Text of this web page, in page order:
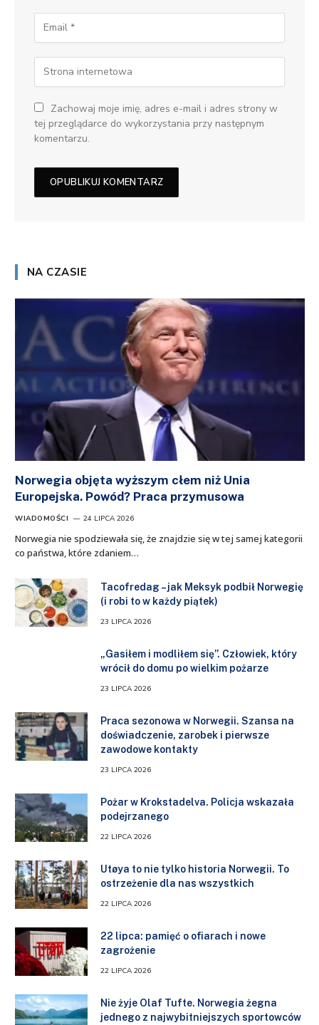
Zachowaj moje imię, adres e-mail i adres strony w
tej przeglądarce do wykorzystania przy następnym
komentarzu.
NA CZASIE
Norwegia objęta wyższym cłem niż Unia
Europejska. Powód? Praca przymusowa
WIADOMOŚCI 24 LIPCA 2026
Norwegia nie spodziewała się, że znajdzie się w tej samej kategorii
co państwa, które zdaniem…
Tacofredag – jak Meksyk podbił Norwegię
(i robi to w każdy piątek)
23 LIPCA 2026
„Gasiłem i modliłem się”. Człowiek, który
wrócił do domu po wielkim pożarze
23 LIPCA 2026
Praca sezonowa w Norwegii. Szansa na
doświadczenie, zarobek i pierwsze
zawodowe kontakty
23 LIPCA 2026
Pożar w Krokstadelva. Policja wskazała
podejrzanego
22 LIPCA 2026
Utøya to nie tylko historia Norwegii. To
ostrzeżenie dla nas wszystkich
22 LIPCA 2026
22 lipca: pamięć o ofiarach i nowe
zagrożenie
22 LIPCA 2026
Nie żyje Olaf Tufte. Norwegia żegna
jednego z najwybitniejszych sportowców